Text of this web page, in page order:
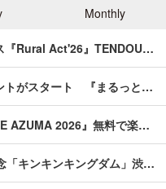
Monthly
『Rural Act'26』TENDOU…
トがスタート 『まるっと…
AZUMA 2026』無料で楽…
「キンキンキングダム」渋…